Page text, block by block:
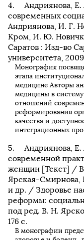
Андриянова,
современных
Андриянова, И. Г.
Кром, И. Ю.
Саратов : Изд-во
университета,
Монография
этапа
медицине Авторы
медицины в
отношений
реформирования
качества и
интеграционных
Андриянова,
современной
женщин [Текст] /
Ярская-Смирнова,
и др. / Здоровье
реформы:
под ред. В. Н.
176 с.
В монографии